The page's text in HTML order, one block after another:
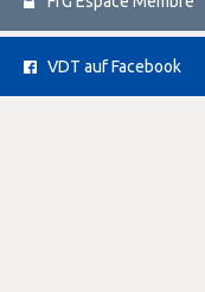
VDT auf Facebook